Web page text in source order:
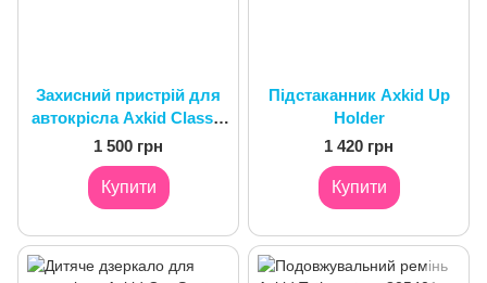
Захисний пристрій для
автокрісла Axkid Classic
Rear-facing
1 500 грн
Купити
Підстаканник Axkid Up
Holder
1 420 грн
Купити